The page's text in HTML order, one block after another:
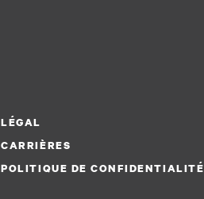
LÉGAL
CARRIÈRES
POLITIQUE DE CONFIDENTIALITÉ